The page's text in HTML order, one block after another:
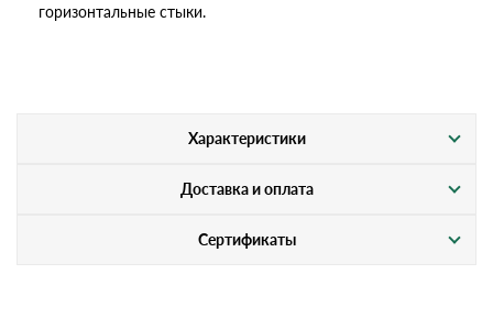
горизонтальные стыки.
Характеристики
Доставка и оплата
Сертификаты